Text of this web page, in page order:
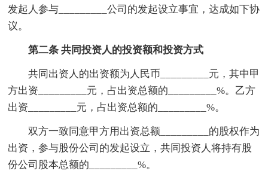
发起人参与_________公司的发起设立事宜，达成如下协
议。
第二条 共同投资人的投资额和投资方式
共同出资人的出资额为人民币_________元，其中甲
方出资_________元，占出资总额的_________%。乙方
出资_________元，占出资总额的_________%。
双方一致同意甲方用出资总额_________的股权作为
出资，参与股份公司的发起设立，共同投资人将持有股
份公司股本总额的_________%。